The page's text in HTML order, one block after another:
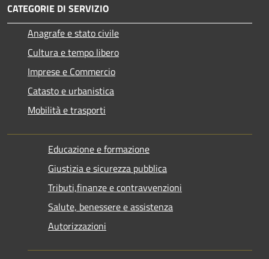
CATEGORIE DI SERVIZIO
Anagrafe e stato civile
Cultura e tempo libero
Imprese e Commercio
Catasto e urbanistica
Mobilità e trasporti
Educazione e formazione
Giustizia e sicurezza pubblica
Tributi,finanze e contravvenzioni
Salute, benessere e assistenza
Autorizzazioni